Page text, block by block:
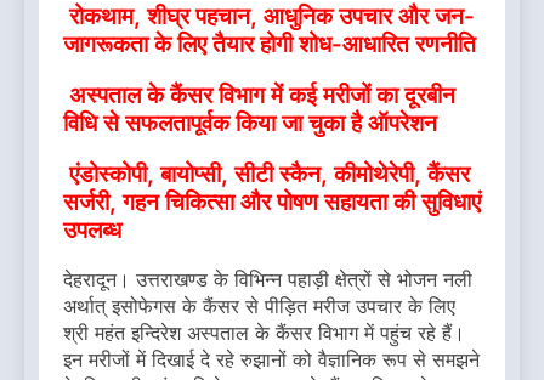
रोकथाम, शीघ्र पहचान, आधुनिक उपचार और जन-
जागरूकता के लिए तैयार होगी शोध-आधारित रणनीति
अस्पताल के कैंसर विभाग में कई मरीजों का दूरबीन
विधि से सफलतापूर्वक किया जा चुका है ऑपरेशन
एंडोस्कोपी, बायोप्सी, सीटी स्कैन, कीमोथेरेपी, कैंसर
सर्जरी, गहन चिकित्सा और पोषण सहायता की सुविधाएं
उपलब्ध
देहरादून। उत्तराखण्ड के विभिन्न पहाड़ी क्षेत्रों से भोजन नली
अर्थात् इसोफेगस के कैंसर से पीड़ित मरीज उपचार के लिए
श्री महंत इन्दिरेश अस्पताल के कैंसर विभाग में पहुंच रहे हैं।
इन मरीजों में दिखाई दे रहे रुझानों को वैज्ञानिक रूप से समझने